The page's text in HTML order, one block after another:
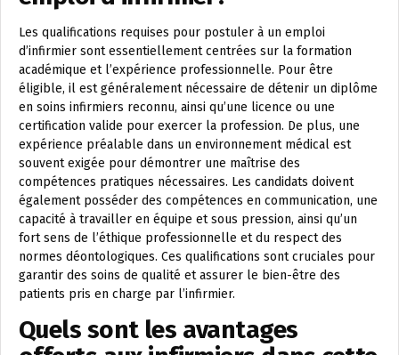
Les qualifications requises pour postuler à un emploi
d’infirmier sont essentiellement centrées sur la formation
académique et l’expérience professionnelle. Pour être
éligible, il est généralement nécessaire de détenir un diplôme
en soins infirmiers reconnu, ainsi qu’une licence ou une
certification valide pour exercer la profession. De plus, une
expérience préalable dans un environnement médical est
souvent exigée pour démontrer une maîtrise des
compétences pratiques nécessaires. Les candidats doivent
également posséder des compétences en communication, une
capacité à travailler en équipe et sous pression, ainsi qu’un
fort sens de l’éthique professionnelle et du respect des
normes déontologiques. Ces qualifications sont cruciales pour
garantir des soins de qualité et assurer le bien-être des
patients pris en charge par l’infirmier.
Quels sont les avantages